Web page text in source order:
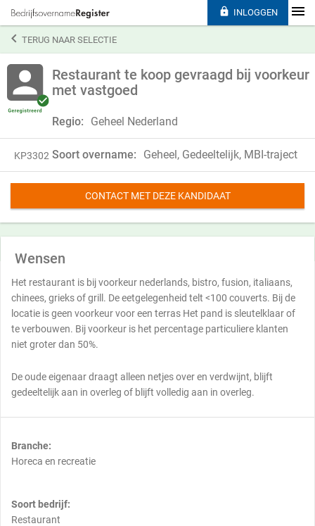
TERUG NAAR SELECTIE
Restaurant te koop gevraagd bij voorkeur
met vastgoed
Regio: Geheel Nederland
KP3302 Soort overname: Geheel, Gedeeltelijk, MBI-traject
CONTACT MET DEZE KANDIDAAT
Wensen
Het restaurant is bij voorkeur nederlands, bistro, fusion, italiaans,
chinees, grieks of grill. De eetgelegenheid telt <100 couverts. Bij de
locatie is geen voorkeur voor een terras Het pand is sleutelklaar of
te verbouwen. Bij voorkeur is het percentage particuliere klanten
niet groter dan 50%.
De oude eigenaar draagt alleen netjes over en verdwijnt, blijft
gedeeltelijk aan in overleg of blijft volledig aan in overleg.
Branche:
Horeca en recreatie
Soort bedrijf:
Restaurant
 INLOGGEN